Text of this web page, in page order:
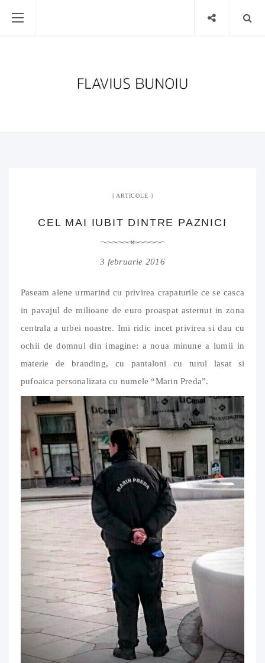
ARTICOLE
CEL MAI IUBIT DINTRE PAZNICI
3 februarie 2016
Paseam alene urmarind cu privirea crapaturile ce se casca
in pavajul de milioane de euro proaspat asternut in zona
centrala a urbei noastre. Imi ridic incet privirea si dau cu
ochii de domnul din imagine: a noua minune a lumii in
materie de branding, cu pantaloni cu turul lasat si
pufoaica personalizata cu numele “Marin Preda”.